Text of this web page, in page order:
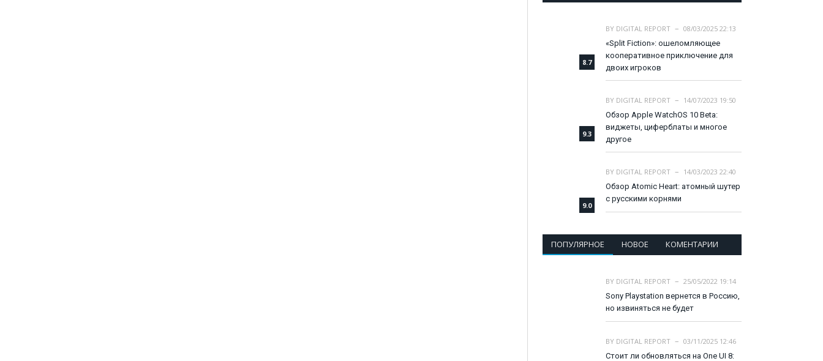
8.7
BY DIGITAL REPORT
08/03/2025 22:13
«Split Fiction»: ошеломляющее
кооперативное приключение для
двоих игроков
9.3
BY DIGITAL REPORT
14/07/2023 19:50
Обзор Apple WatchOS 10 Beta:
виджеты, циферблаты и многое
другое
9.0
BY DIGITAL REPORT
14/03/2023 22:40
Обзор Atomic Heart: атомный шутер
с русскими корнями
ПОПУЛЯРНОЕ НОВОЕ КОМЕНТАРИИ
BY DIGITAL REPORT
25/05/2022 19:14
Sony Playstation вернется в Россию,
но извиняться не будет
BY DIGITAL REPORT
03/11/2025 12:46
Стоит ли обновляться на One UI 8: